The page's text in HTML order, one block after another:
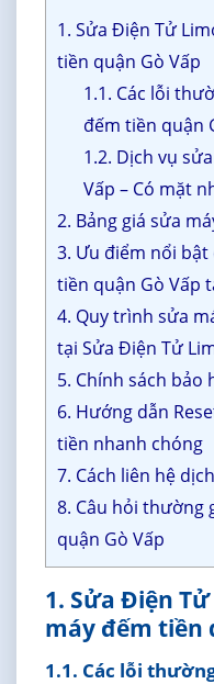
1. Sửa Điện Tử
tiền quận Gò Vấp
1.1. Các lỗi
đếm tiền quận
1.2. Dịch vụ
Vấp – Có mặt
2. Bảng giá sửa
3. Ưu điểm nổi
tiền quận Gò Vấp
4. Quy trình sửa
tại Sửa Điện Tử
5. Chính sách bảo
6. Hướng dẫn
tiền nhanh chóng
7. Cách liên hệ
8. Câu hỏi thường
quận Gò Vấp
1. Sửa Điện
máy đếm tiền
1.1. Các lỗi